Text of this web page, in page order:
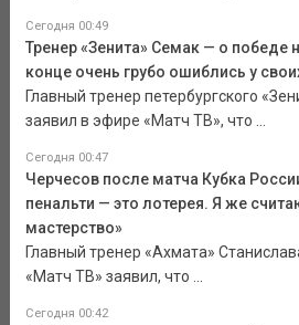
Сегодня 00:49
Тренер «Зенита» Семак — о победе
конце очень грубо ошиблись у
Главный тренер петербургского
заявил в эфире «Матч ТВ», что ...
Сегодня 00:47
Черчесов после матча Кубка
пенальти — это лотерея. Я же
мастерство»
Главный тренер «Ахмата»
«Матч ТВ» заявил, что ...
Сегодня 00:42